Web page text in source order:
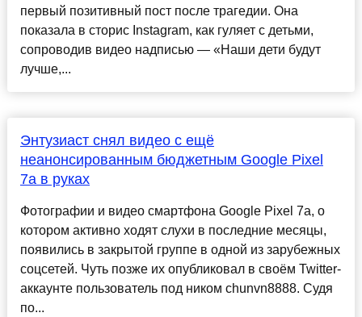
первый позитивный пост после трагедии. Она
показала в сторис Instagram, как гуляет с детьми,
сопроводив видео надписью — «Наши дети будут
лучше,...
Энтузиаст снял видео с ещё
неанонсированным бюджетным Google Pixel
7a в руках
Фотографии и видео смартфона Google Pixel 7a, о
котором активно ходят слухи в последние месяцы,
появились в закрытой группе в одной из зарубежных
соцсетей. Чуть позже их опубликовал в своём Twitter-
аккаунте пользователь под ником chunvn8888. Судя
по...